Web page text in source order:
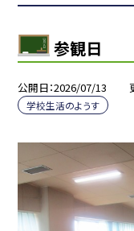
参観日
公開日 2026/07/13
学校生活のようす